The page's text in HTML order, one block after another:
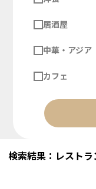
居酒屋
中華・アジア
カフェ
検索結果：レストラ